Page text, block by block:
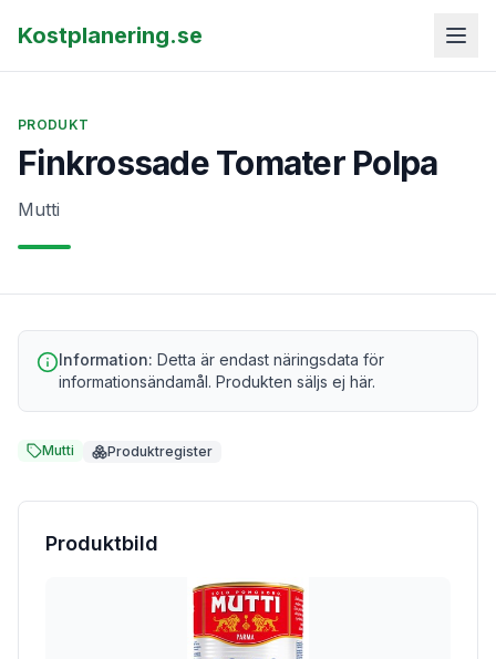
Kostplanering.se
PRODUKT
Finkrossade Tomater Polpa
Mutti
Information: Detta är endast näringsdata för
informationsändamål. Produkten säljs ej här.
Mutti Produktregister
Produktbild